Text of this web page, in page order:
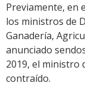
Previamente, en
los ministros de
Ganadería,
anunciado
2019, el ministro
contraído.